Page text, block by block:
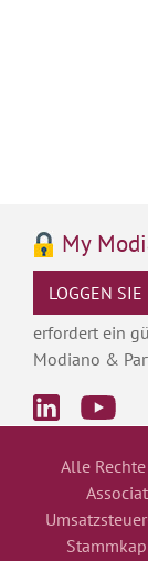
My
LOGGEN SIE
erfordert ein
Modiano &
Alle